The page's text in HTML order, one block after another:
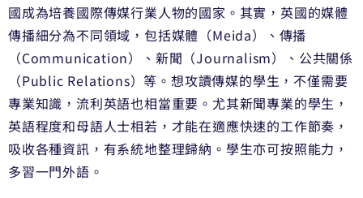
國成為培養國際傳媒行業人物的國家。其實，英國的媒體
傳播細分為不同領域，包括媒體（Meida）、傳播
（Communication）、新聞（Journalism）、公共關係
（Public Relations）等。想攻讀傳媒的學生，不僅需要
專業知識，流利英語也相當重要。尤其新聞專業的學生，
英語程度和母語人士相若，才能在適應快速的工作節奏，
吸收各種資訊，有系統地整理歸納。學生亦可按照能力，
多習一門外語。